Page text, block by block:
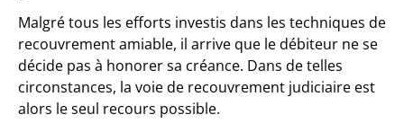
Malgré tous les efforts investis dans les techniques de
recouvrement amiable, il arrive que le débiteur ne se
décide pas à honorer sa créance. Dans de telles
circonstances, la voie de recouvrement judiciaire est
alors le seul recours possible.